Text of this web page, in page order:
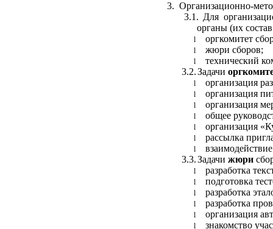
3. Организационно-
3.1. Для
органы (их
l оргкомитет
l жюри сборов;
l
технический
3.2.Задачи
l организация
l организация
l организация
l общее
l организация
l рассылка
l
3.3.Задачи жюри
l разработка
l подготовка
l разработка
l разработка
l организация
l знакомство